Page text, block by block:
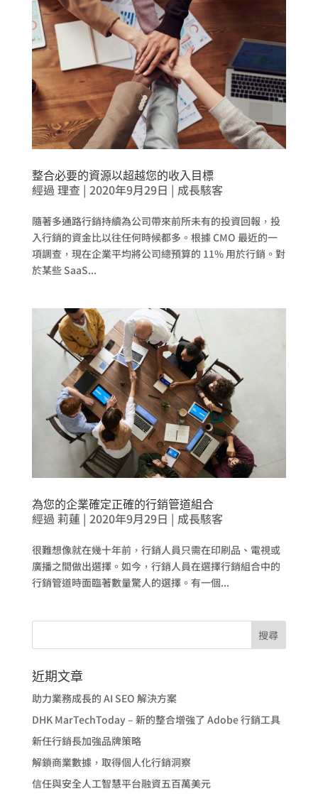
整合必要的資源以超越您的收入目標
經過 理查 | 2020年9月29日 | 成長駭客
隨著多通路行銷持續為公司帶來前所未有的投資回報，投
入行銷的資金比以往任何時候都多。根據 CMO 最近的一
項調查，現在企業平均將公司總預算的 11% 用於行銷。對
於某些 SaaS...
為您的企業確定正確的行銷管道組合
經過 莉蓮 | 2020年9月29日 | 成長駭客
很難想像就在幾十年前，行銷人員只需在印刷品、電視或
廣播之間做出選擇。如今，行銷人員在選擇行銷組合中的
行銷管道時面臨著數量驚人的選擇。有一個...
近期文章
助力業務成長的 AI SEO 解決方案
DHK MarTechToday – 新的整合增強了 Adobe 行銷工具
新任行銷長加強品牌策略
解鎖商業數據，取得個人化行銷洞察
信任與安全人工智慧平台融資五百萬美元